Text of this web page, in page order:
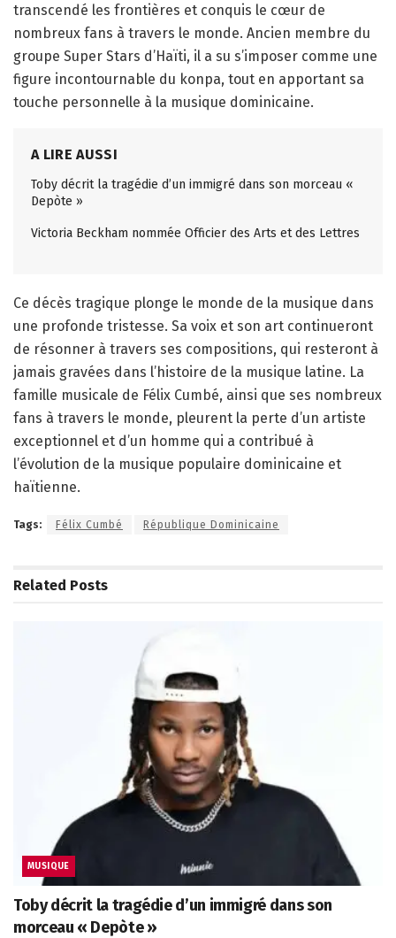
transcendé les frontières et conquis le cœur de
nombreux fans à travers le monde. Ancien membre du
groupe Super Stars d’Haïti, il a su s’imposer comme une
figure incontournable du konpa, tout en apportant sa
touche personnelle à la musique dominicaine.
A LIRE AUSSI
Toby décrit la tragédie d’un immigré dans son morceau «
Depòte »
Victoria Beckham nommée Officier des Arts et des Lettres
Ce décès tragique plonge le monde de la musique dans
une profonde tristesse. Sa voix et son art continueront
de résonner à travers ses compositions, qui resteront à
jamais gravées dans l’histoire de la musique latine. La
famille musicale de Félix Cumbé, ainsi que ses nombreux
fans à travers le monde, pleurent la perte d’un artiste
exceptionnel et d’un homme qui a contribué à
l’évolution de la musique populaire dominicaine et
haïtienne.
Tags: Félix Cumbé République Dominicaine
Related Posts
MUSIQUE
Toby décrit la tragédie d’un immigré dans son
morceau « Depòte »